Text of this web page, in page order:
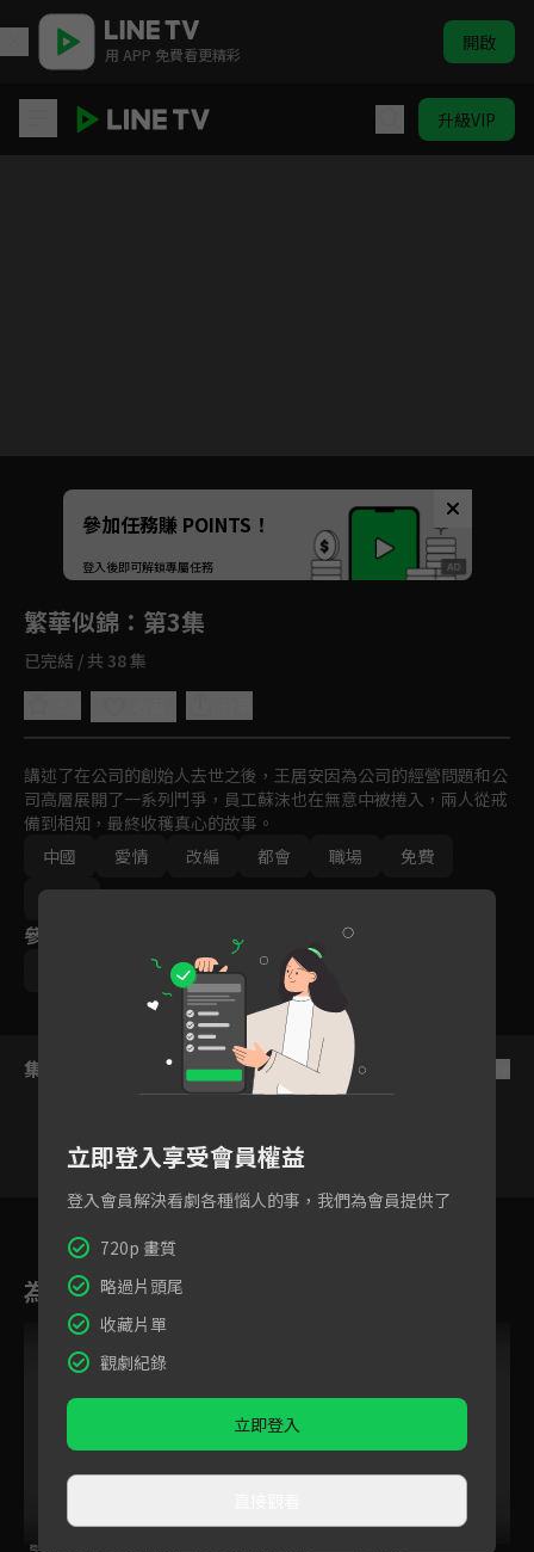
用 APP 免費看更精彩 開啟
升級VIP
Unmute
如有不便請見諒
參加任務賺 POINTS！
登入後即可解鎖專屬任務
繁華似錦 ：第3集
已完結 / 共 38 集
講述了在公司的創始人去世之後，王居安因為公司的經營問題和公
司高層展開了一系列鬥爭，員工蘇沫也在無意中被捲入，兩人從戒
備到相知，最終收穫真心的故事。
中國
愛情 改編 都會 職場
免費
參與演員
高偉光 左小青 賈景暉
集數列表
2 3 4 5
為您推薦
立即登入享受會員權益
登入會員解決看劇各種惱人的事，我們為會員提供了
720p 畫質
略過片頭尾
收藏片單
觀劇紀錄
立即登入